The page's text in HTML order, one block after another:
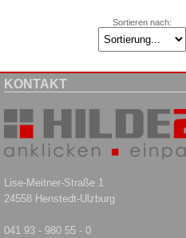
Sortieren nach:
KONTAKT
Lise-Meitner-Straße 1
24558 Henstedt-Ulzburg
041 93 - 980 55 - 0